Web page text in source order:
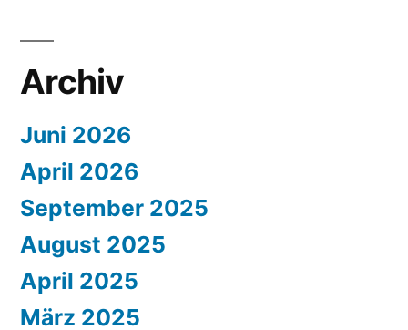
Archiv
Juni 2026
April 2026
September 2025
August 2025
April 2025
März 2025